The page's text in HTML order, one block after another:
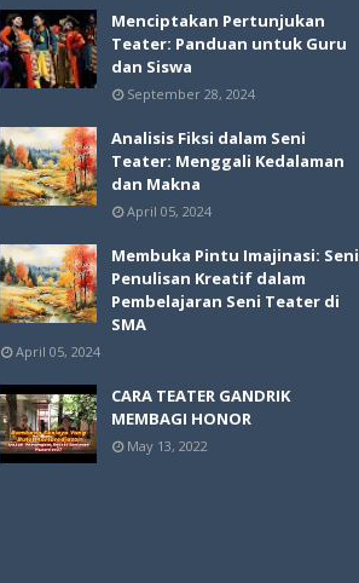
Menciptakan Pertunjukan
Teater: Panduan untuk Guru
dan Siswa
September 28, 2024
Analisis Fiksi dalam Seni
Teater: Menggali Kedalaman
dan Makna
April 05, 2024
Membuka Pintu Imajinasi: Seni
Penulisan Kreatif dalam
Pembelajaran Seni Teater di
SMA
April 05, 2024
CARA TEATER GANDRIK
MEMBAGI HONOR
May 13, 2022